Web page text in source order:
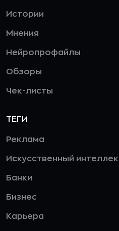
Истории
Мнения
Нейропрофайлы
Обзоры
Чек-листы
ТЕГИ
Реклама
Искусственный
Банки
Бизнес
Карьера